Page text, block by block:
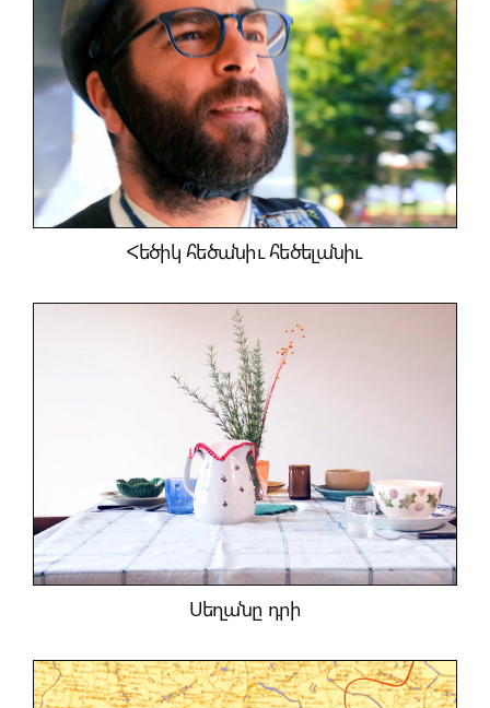
Հեծիկ հեծանիւ հեծելանիւ
Սեղանը դրի